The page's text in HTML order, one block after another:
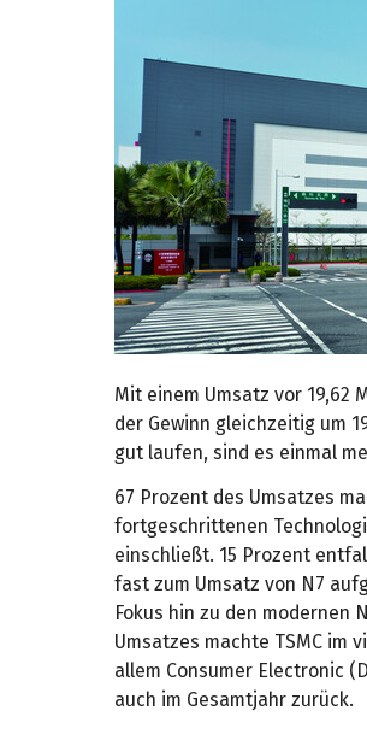
Mit einem Umsatz vor 19,62
der Gewinn gleichzeitig um
gut laufen, sind es einmal
67 Prozent des Umsatzes
fortgeschrittenen
einschließt. 15 Prozent
fast zum Umsatz von N7
Fokus hin zu den modernen
Umsatzes machte TSMC im
allem Consumer Electronic
auch im Gesamtjahr zurück.